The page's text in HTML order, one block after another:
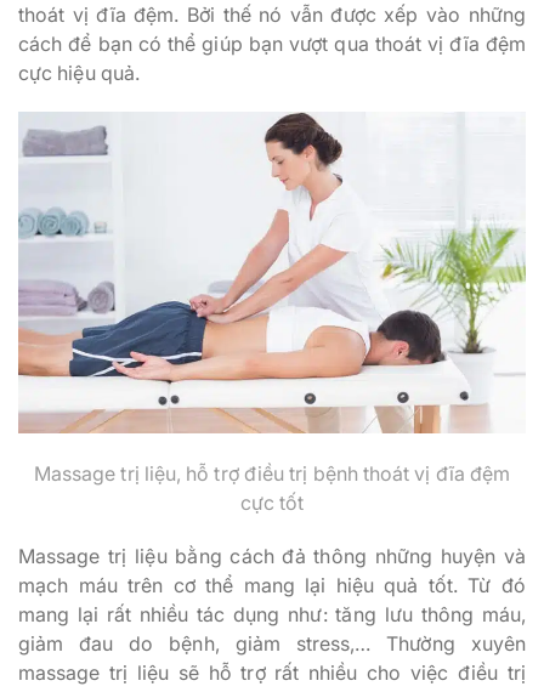
thoát vị đĩa đệm. Bởi thế nó vẫn được xếp vào những
cách để bạn có thể giúp bạn vượt qua thoát vị đĩa đệm
cực hiệu quả.
Massage trị liệu, hỗ trợ điều trị bệnh thoát vị đĩa đệm
cực tốt
Massage trị liệu bằng cách đả thông những huyện và
mạch máu trên cơ thể mang lại hiệu quả tốt. Từ đó
mang lại rất nhiều tác dụng như: tăng lưu thông máu,
giảm đau do bệnh, giảm stress,… Thường xuyên
massage trị liệu sẽ hỗ trợ rất nhiều cho việc điều trị